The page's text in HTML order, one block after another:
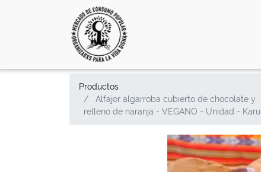
Productos
Alfajor algarroba cubierto de chocolate y
relleno de naranja - VEGANO - Unidad - Karu